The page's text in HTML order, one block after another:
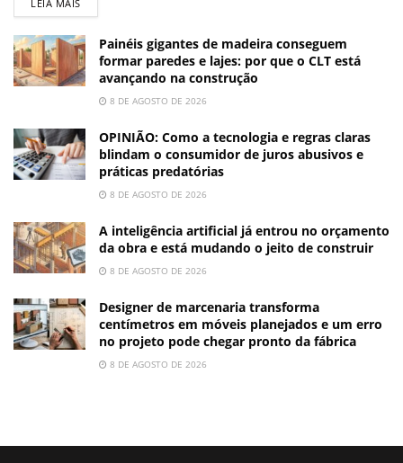
LEIA MAIS
Painéis gigantes de madeira conseguem
formar paredes e lajes: por que o CLT está
avançando na construção
8 DE AGOSTO DE 2026
OPINIÃO: Como a tecnologia e regras claras
blindam o consumidor de juros abusivos e
práticas predatórias
8 DE AGOSTO DE 2026
A inteligência artificial já entrou no orçamento
da obra e está mudando o jeito de construir
8 DE AGOSTO DE 2026
Designer de marcenaria transforma
centímetros em móveis planejados e um erro
no projeto pode chegar pronto da fábrica
8 DE AGOSTO DE 2026